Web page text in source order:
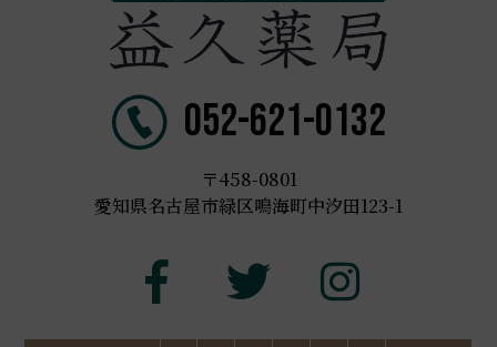
052-621-0132
〒458-0801
愛知県名古屋市緑区鳴海町中汐田123-1